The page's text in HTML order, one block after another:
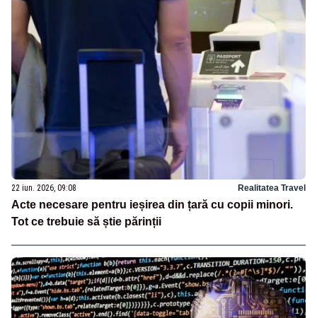
22 iun. 2026, 09:08 Realitatea Travel
Acte necesare pentru ieșirea din țară cu copii minori.
Tot ce trebuie să știe părinții